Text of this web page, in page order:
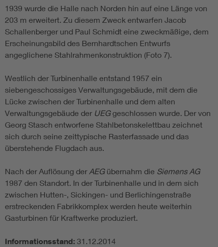
1939 wurde die Halle nach Norden hin auf eine Länge von
203 m erweitert. Zu diesem Zweck entwarfen Jacob
Schallenberger und Paul Schmidt eine zweckmäßige, dem
Erscheinungsbild des Bernhardtschen Entwurfs
angeglichene Stahlrahmenkonstruktion (Foto 7).
Westlich der Turbinenhalle entstand 1957 ein
siebengeschossiges Verwaltungsgebäude, mit dem die
Lücke zwischen der Turbinenhalle und dem alten
Verwaltungsgebäude der UEGgeschlossen wurde. Der von
Georg Stasch entworfene Stahlbetonskelettbau zeichnet
sich durch seine zeittypische Rasterfassade und das
überstehende Flugdach aus.
Nach der Auflösung der AEGübernahm die Siemens AG
1987 den Standort. In der Turbinenhalle und in dem sich
zwischen Hutten-, Sickingen- und Berlichingenstraße
erstreckenden Fabrikkomplex werden heute weiterhin
Gasturbinen für Kraftwerke produziert.
Informationsstand: 31.12.2014